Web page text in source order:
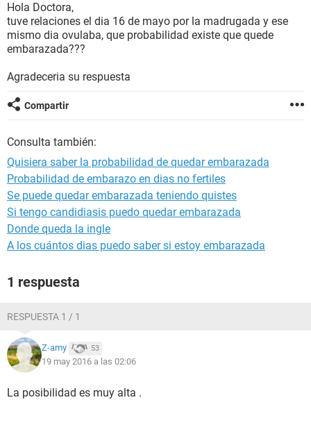
SEXUALIDAD
Hola Doctora,
tuve relaciones el dia 16 de mayo por la madrugada y ese
mismo dia ovulaba, que probabilidad existe que quede
embarazada???
Agradeceria su respuesta
Compartir
Consulta también:
Quisiera saber la probabilidad de quedar embarazada
Probabilidad de embarazo en dias no fertiles
Se puede quedar embarazada teniendo quistes
Si tengo candidiasis puedo quedar embarazada
Donde queda la ingle
A los cuántos dias puedo saber si estoy embarazada
1 respuesta
RESPUESTA 1 / 1
Z-amy 53
19 may 2016 a las 02:06
La posibilidad es muy alta .